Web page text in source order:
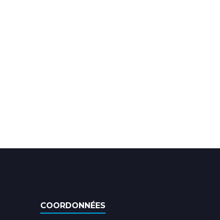
COORDONNÉES